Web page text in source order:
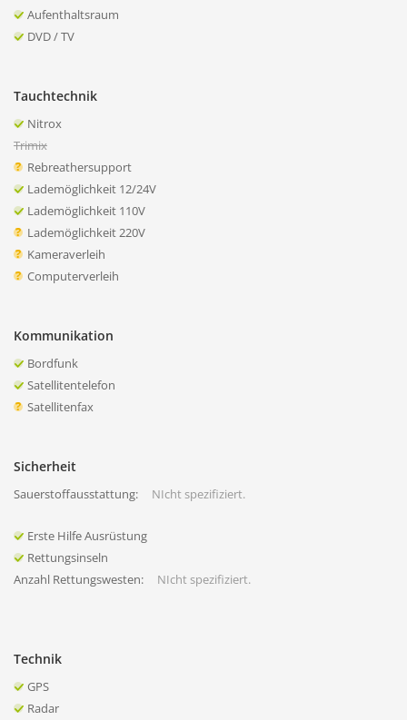
Aufenthaltsraum
DVD / TV
Tauchtechnik
Nitrox
Trimix
Rebreathersupport
Lademöglichkeit 12/24V
Lademöglichkeit 110V
Lademöglichkeit 220V
Kameraverleih
Computerverleih
Kommunikation
Bordfunk
Satellitentelefon
Satellitenfax
Sicherheit
Sauerstoffausstattung: NIcht spezifiziert.
Erste Hilfe Ausrüstung
Rettungsinseln
Anzahl Rettungswesten:
NIcht spezifiziert.
Technik
GPS
Radar